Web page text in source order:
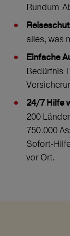
alles, was
Einfache
24/7 Hilfe
200
750.000
Sofort-
vor Ort.